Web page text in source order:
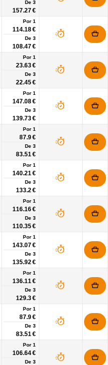
De 3
157.27 €
Por 1
114.18 €
De 3
108.47 €
Por 1
23.63 €
De 3
22.45 €
Por 1
147.08 €
De 3
139.73 €
Por 1
87.9 €
De 3
83.51 €
Por 1
140.21 €
De 3
133.2 €
Por 1
116.16 €
De 3
110.35 €
Por 1
143.07 €
De 3
135.92 €
Por 1
136.11 €
De 3
129.3 €
Por 1
87.9 €
De 3
83.51 €
Por 1
106.64 €
De 3